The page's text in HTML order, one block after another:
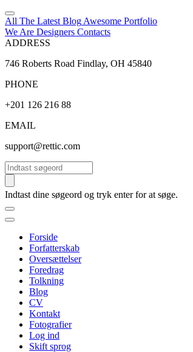
All The Latest Blog Awesome Portfolio
We Are Designers Contacts
ADDRESS
746 Roberts Road Findlay, OH 45840
PHONE
+201 126 216 88
EMAIL
support@rettic.com
Søg
Indtast dine søgeord og tryk enter for at søge.
Forside
Forfatterskab
Oversættelser
Foredrag
Tolkning
Blog
CV
Kontakt
Fotografier
Log ind
Skift sprog